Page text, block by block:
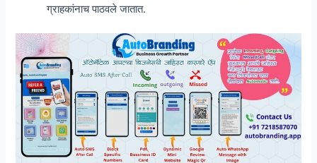
ग्राहकांनाच पाठवले जातात.